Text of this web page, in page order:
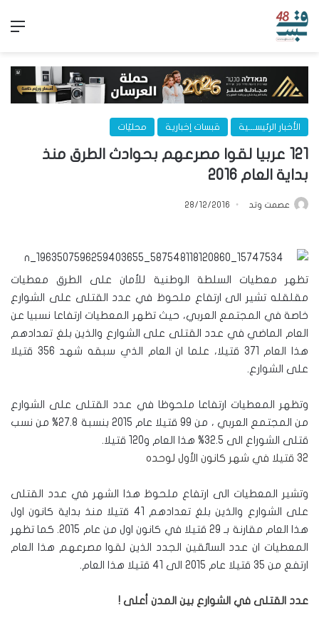
الأخبار الرئيســـية قبسات إخبارية محليّات
121 عربيا لقوا مصرعهم بحوادث الطرق منذ
بداية العام 2016
عصمت وتد 28/12/2016
تظهر معطيات السلطة الوطنية للأمان على الطرق معطيات
مقلقله تشير الى ارتفاع ملحوظ في عدد القتلى على الشوارع
خاصة في المجتمع العربي، حيث تظهر المعطيات ارتفاعا نسبيا عن
العام الماضي في عدد القتلى على الشوارع والذين بلغ تعدادهم
هذا العام 371 قتيلا، علما ان العام الذي سبقه شهد 356 قتيلا
على الشوارع.
وتظهر المعطيات ارتفاعا ملحوظا في عدد القتلى على الشوارع
من المجتمع العربي ، من 99 قتيلا عام 2015 بنسبة 27.8% من نسب
قتلى الشوراع الى 32.5% هذا العام و120 قتيلا.
32 قتيلا في شهر كانون الأول لوحده
وتشير المعطيات الى ارتفاع ملحوظ هذا الشهر في عدد القتلى
على الشوارع والذين بلغ تعدادهم 41 قتيلا منذ بداية كانون اول
هذا العام مقارنة بـ 29 قتيلا في كانون اول من عام 2015. كما تظهر
المعطيات ان عدد السائقين الجدد الذين لقوا مصرعهم هذا العام
ارتفع من 35 قتيلا عام 2015 الى 41 قتيلا هذا العام.
عدد القتلى في الشوارع بين المدن أعلى !